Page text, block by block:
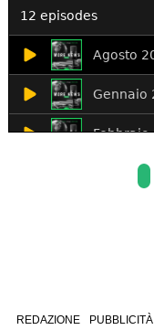
REDAZIONE PUBBLICITÀ